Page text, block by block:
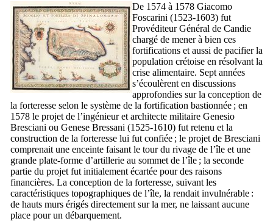
De 1574 à 1578 Giacomo
Foscarini (1523-1603) fut
Provéditeur Général de Candie
chargé de mener à bien ces
fortifications et aussi de pacifier la
population crétoise en résolvant la
crise alimentaire. Sept années
s’écoulèrent en discussions
approfondies sur la conception de
la forteresse selon le système de la fortification bastionnée ; en
1578 le projet de l’ingénieur et architecte militaire Genesio
Bresciani ou Genese Bressani (1525-1610) fut retenu et la
construction de la forteresse lui fut confiée ; le projet de Bresciani
comprenait une enceinte faisant le tour du rivage de l’île et une
grande plate-forme d’artillerie au sommet de l’île ; la seconde
partie du projet fut initialement écartée pour des raisons
financières. La conception de la forteresse, suivant les
caractéristiques topographiques de l’île, la rendait invulnérable :
de hauts murs érigés directement sur la mer, ne laissant aucune
place pour un débarquement.